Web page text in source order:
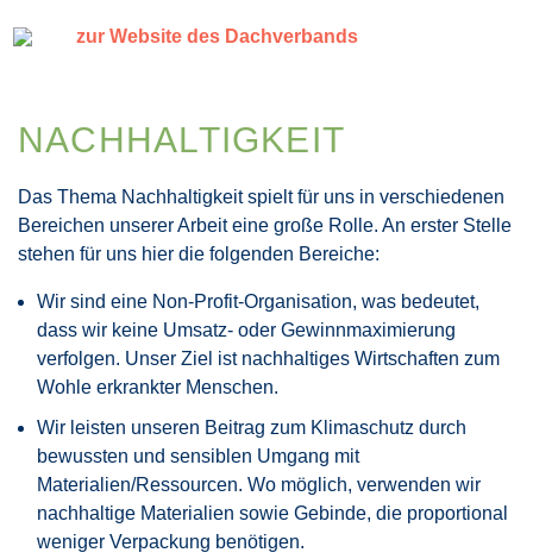
zur Website des Dachverbands
NACHHALTIGKEIT
Das Thema Nachhaltigkeit spielt für uns in verschiedenen
Bereichen unserer Arbeit eine große Rolle. An erster Stelle
stehen für uns hier die folgenden Bereiche:
Wir sind eine Non-Profit-Organisation, was bedeutet,
dass wir keine Umsatz- oder Gewinnmaximierung
verfolgen. Unser Ziel ist nachhaltiges Wirtschaften zum
Wohle erkrankter Menschen.
Wir leisten unseren Beitrag zum Klimaschutz durch
bewussten und sensiblen Umgang mit
Materialien/Ressourcen. Wo möglich, verwenden wir
nachhaltige Materialien sowie Gebinde, die proportional
weniger Verpackung benötigen.